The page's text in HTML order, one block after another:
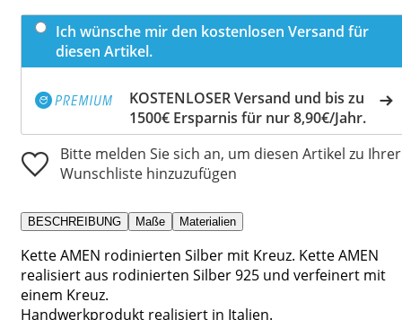
Ich wünsche mir den kostenlosen Versand für
diesen Artikel.
KOSTENLOSER Versand und bis zu
1500€ Ersparnis für nur 8,90€/Jahr.
Bitte melden Sie sich an, um diesen Artikel zu Ihrer
Wunschliste hinzuzufügen
BESCHREIBUNG Maße Materialien
Kette AMEN rodinierten Silber mit Kreuz. Kette AMEN
realisiert aus rodinierten Silber 925 und verfeinert mit
einem Kreuz.
Handwerkprodukt realisiert in Italien.